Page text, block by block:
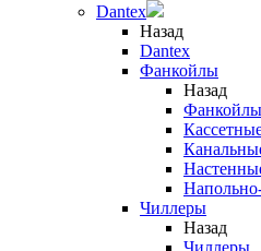
Dantex
Назад
Dantex
Фанкойлы
Назад
Фанкойлы
Чиллеры
Назад
Чиллеры